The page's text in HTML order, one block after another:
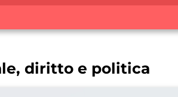
diritto e politica